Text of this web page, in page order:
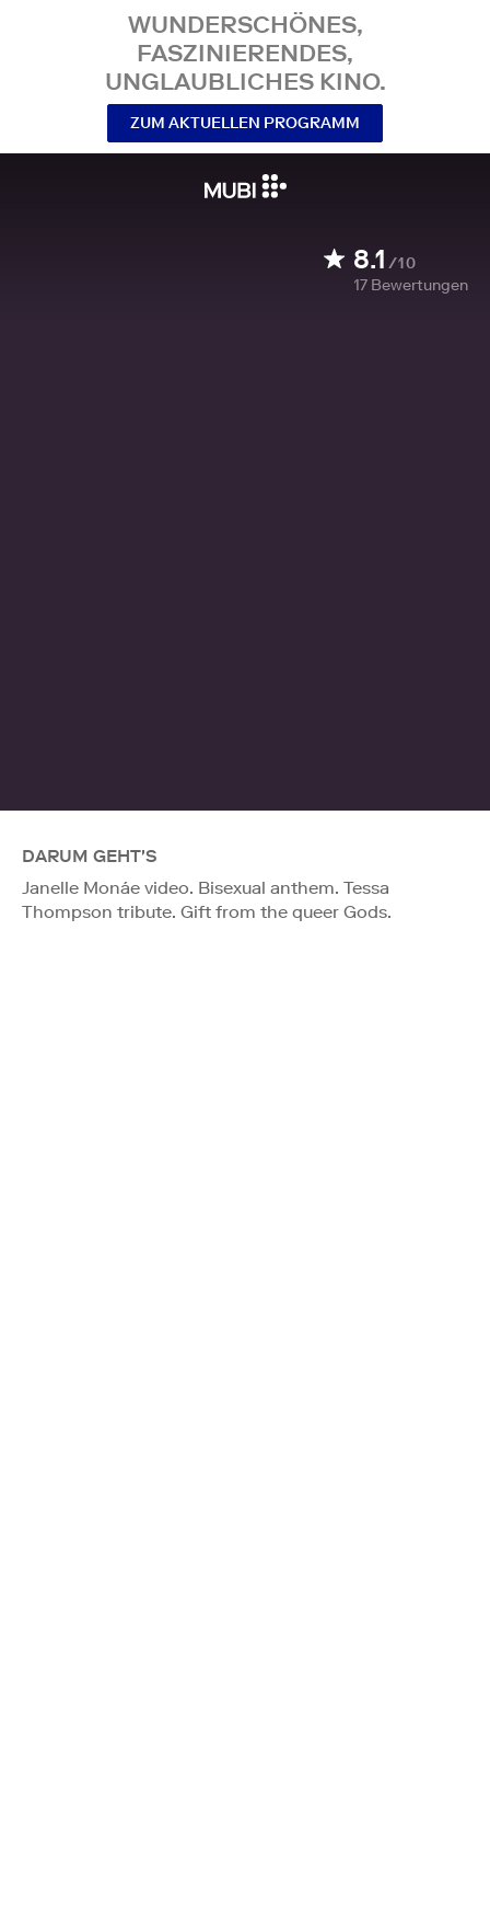
WUNDERSCHÖNES,
FASZINIERENDES,
UNGLAUBLICHES KINO.
ZUM AKTUELLEN PROGRAMM
8.1 /10
17 Bewertungen
DARUM GEHT'S
Janelle Monáe video. Bisexual anthem. Tessa
Thompson tribute. Gift from the queer Gods.